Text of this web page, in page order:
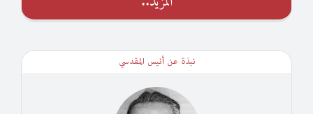
نبذة عن أنيس المقدسي